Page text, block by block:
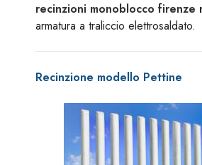
recinzioni monoblocco firenze
armatura a traliccio elettrosaldato.
Recinzione modello Pettine